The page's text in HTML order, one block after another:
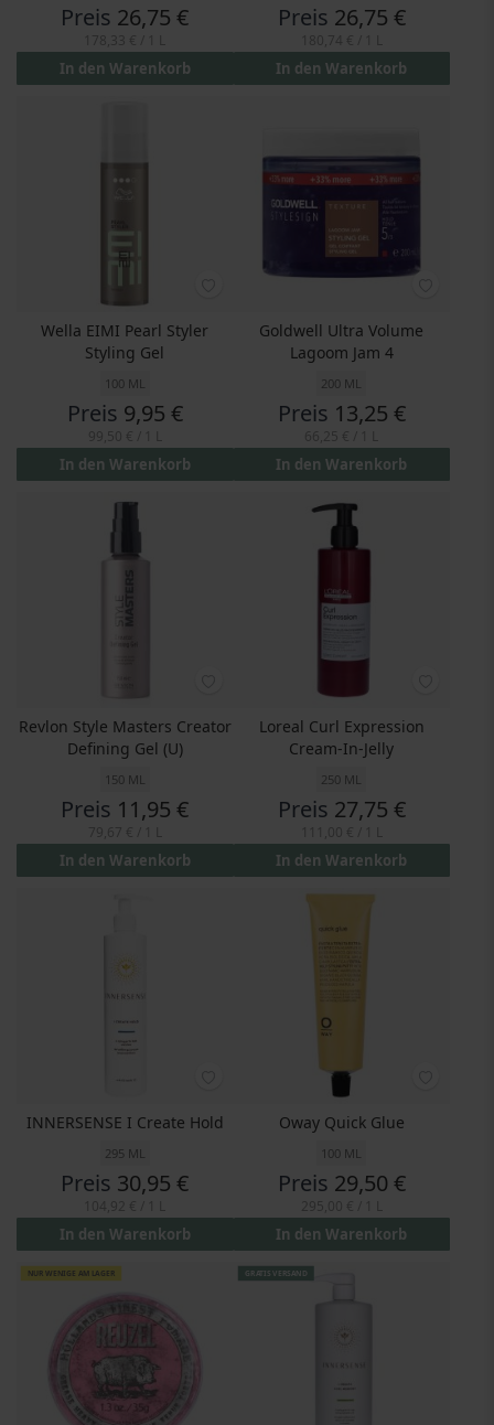
Preis 26,75 €
In den Warenkorb
Preis 26,75 €
In den Warenkorb
Wella EIMI Pearl Styler
Styling Gel
100 ML
Preis 9,95 €
In den Warenkorb
Goldwell Ultra Volume
Lagoom Jam 4
200 ML
Preis 13,25 €
In den Warenkorb
Revlon Style Masters Creator
Defining Gel (U)
150 ML
Preis 11,95 €
In den Warenkorb
Loreal Curl Expression
Cream-In-Jelly
250 ML
Preis 27,75 €
In den Warenkorb
INNERSENSE I Create Hold
295 ML
Preis 30,95 €
In den Warenkorb
Oway Quick Glue
100 ML
Preis 29,50 €
In den Warenkorb
NUR WENIGE AM LAGER GRATIS VERSAND